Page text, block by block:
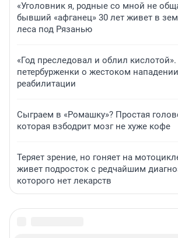
«Уголовник я, родные со мной не
бывший «афганец» 30 лет живет в
леса под Рязанью
«Год преследовал и облил кислотой».
петербурженки о жестоком
реабилитации
Сыграем в «Ромашку»? Простая
которая взбодрит мозг не хуже кофе
Теряет зрение, но гоняет на
живет подросток с редчайшим
которого нет лекарств